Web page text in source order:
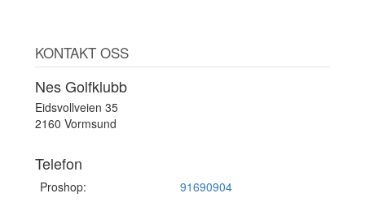
KONTAKT OSS
Nes Golfklubb
Eidsvollveien 35
2160 Vormsund
Telefon
Proshop: 91690904